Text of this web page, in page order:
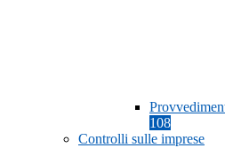
108
Controlli sulle imprese